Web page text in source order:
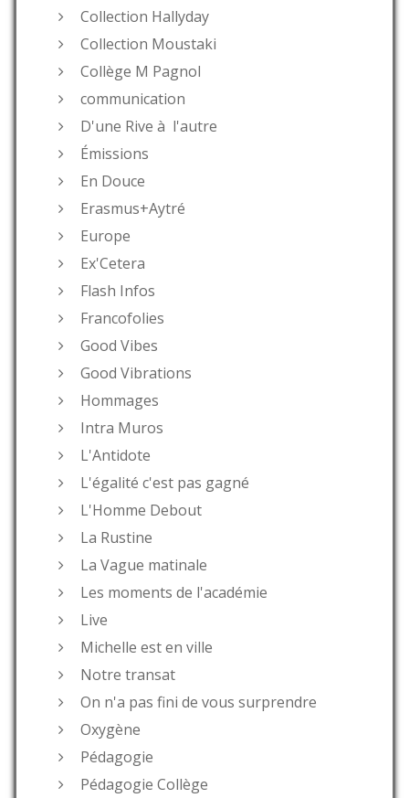
Collection Hallyday
Collection Moustaki
Collège M Pagnol
communication
D'une Rive à l'autre
Émissions
En Douce
Erasmus+Aytré
Europe
Ex'Cetera
Flash Infos
Francofolies
Good Vibes
Good Vibrations
Hommages
Intra Muros
L'Antidote
L'égalité c'est pas gagné
L'Homme Debout
La Rustine
La Vague matinale
Les moments de l'académie
Live
Michelle est en ville
Notre transat
On n'a pas fini de vous surprendre
Oxygène
Pédagogie
Pédagogie Collège